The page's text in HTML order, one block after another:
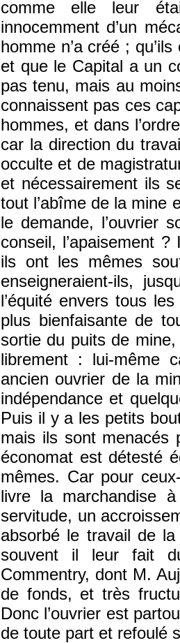
comme elle leur
innocemment d’un
homme n’a créé ;
et que le Capital a un
pas tenu, mais au
connaissent pas ces
hommes, et dans
car la direction du
occulte et de
et nécessairement ils
tout l’abîme de la mine
le demande, l’ouvrier
conseil, l’apaisement
ils ont les mêmes
enseigneraient-ils,
l’équité envers tous
plus bienfaisante de
sortie du puits de
librement : lui-même
ancien ouvrier de la
indépendance et
Puis il y a les petits
mais ils sont
économat est détesté
mêmes. Car pour
livre la marchandise
servitude, un
absorbé le travail de
souvent il leur fait
Commentry, dont M.
de fonds, et très
Donc l’ouvrier est
de toute part et refoulé